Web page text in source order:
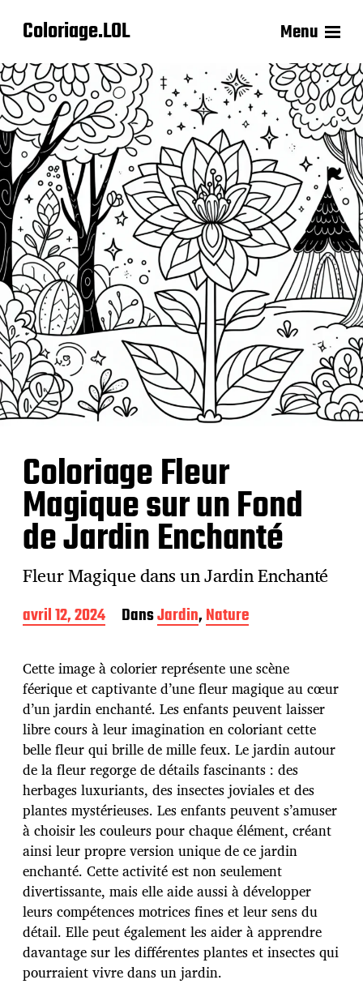
Coloriage.LOL Menu
Coloriage Fleur
Magique sur un Fond
de Jardin Enchanté
Fleur Magique dans un Jardin Enchanté
D
a
e
d
e
p
u
b
l
i
c
a
t
i
o
n
avril 12, 2024 DansJardin,Nature
Cette image à colorier représente une scène
féerique et captivante d’une fleur magique au cœur
d’un jardin enchanté. Les enfants peuvent laisser
libre cours à leur imagination en coloriant cette
belle fleur qui brille de mille feux. Le jardin autour
de la fleur regorge de détails fascinants : des
herbages luxuriants, des insectes joviales et des
plantes mystérieuses. Les enfants peuvent s’amuser
à choisir les couleurs pour chaque élément, créant
ainsi leur propre version unique de ce jardin
enchanté. Cette activité est non seulement
divertissante, mais elle aide aussi à développer
leurs compétences motrices fines et leur sens du
détail. Elle peut également les aider à apprendre
davantage sur les différentes plantes et insectes qui
pourraient vivre dans un jardin.